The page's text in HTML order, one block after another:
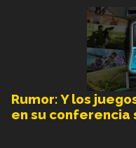
Rumor: Y los
en su conferencia